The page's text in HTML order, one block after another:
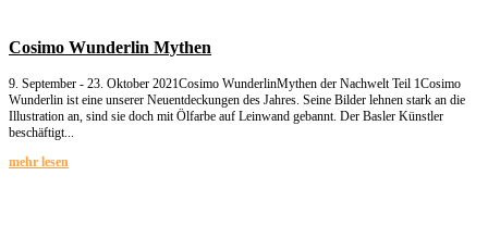
Cosimo Wunderlin Mythen
9. September - 23. Oktober 2021Cosimo WunderlinMythen der Nachwelt Teil 1Cosimo
Wunderlin ist eine unserer Neuentdeckungen des Jahres. Seine Bilder lehnen stark an die
Illustration an, sind sie doch mit Ölfarbe auf Leinwand gebannt. Der Basler Künstler
beschäftigt...
mehr lesen